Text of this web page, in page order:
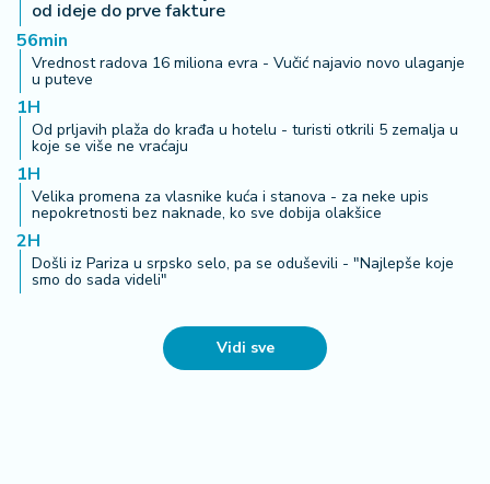
od ideje do prve fakture
56min
Vrednost radova 16 miliona evra - Vučić najavio novo ulaganje
u puteve
1H
Od prljavih plaža do krađa u hotelu - turisti otkrili 5 zemalja u
koje se više ne vraćaju
1H
Velika promena za vlasnike kuća i stanova - za neke upis
nepokretnosti bez naknade, ko sve dobija olakšice
2H
Došli iz Pariza u srpsko selo, pa se oduševili - "Najlepše koje
smo do sada videli"
Vidi sve